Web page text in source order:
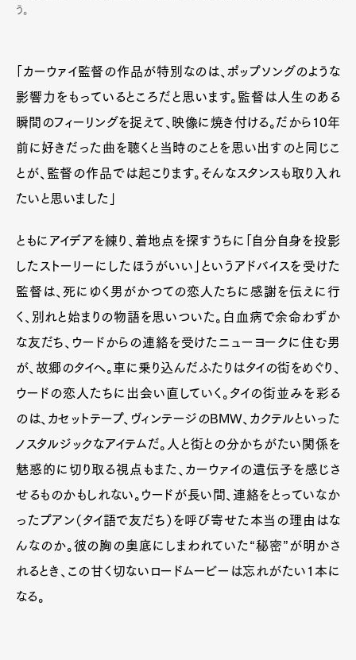
う。
「カーウァイ監督の作品が特別なのは、ポップソングのような
影響力をもっているところだと思います。監督は人生のある
瞬間のフィーリングを捉えて、映像に焼き付ける。だから10年
前に好きだった曲を聴くと当時のことを思い出すのと同じこ
とが、監督の作品では起こります。そんなスタンスも取り入れ
たいと思いました」
ともにアイデアを練り、着地点を探すうちに「自分自身を投影
したストーリーにしたほうがいい」というアドバイスを受けた
監督は、死にゆく男がかつての恋人たちに感謝を伝えに行
く、別れと始まりの物語を思いついた。白血病で余命わずか
な友だち、ウードからの連絡を受けたニューヨークに住む男
が、故郷のタイへ。車に乗り込んだふたりはタイの街をめぐり、
ウードの恋人たちに出会い直していく。タイの街並みを彩る
のは、カセットテープ、ヴィンテージのBMW、カクテルといった
ノスタルジックなアイテムだ。人と街との分かちがたい関係を
魅惑的に切り取る視点もまた、カーウァイの遺伝子を感じさ
せるものかもしれない。ウードが長い間、連絡をとっていなか
ったプアン（タイ語で友だち）を呼び寄せた本当の理由はな
んなのか。彼の胸の奥底にしまわれていた“秘密”が明かさ
れるとき、この甘く切ないロードムービーは忘れがたい1本に
なる。